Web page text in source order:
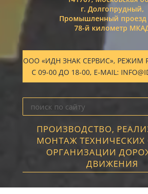
г. Долгопрудный,
Промышленный проезд
78-й километр
ООО «ИДН ЗНАК СЕРВИС», РЕЖИМ
С 09-00 ДО 18-00, E-MAIL:
ПРОИЗВОДСТВО,
МОНТАЖ ТЕХНИЧЕСКИХ
ОРГАНИЗАЦИИ
ДВИЖЕНИЯ